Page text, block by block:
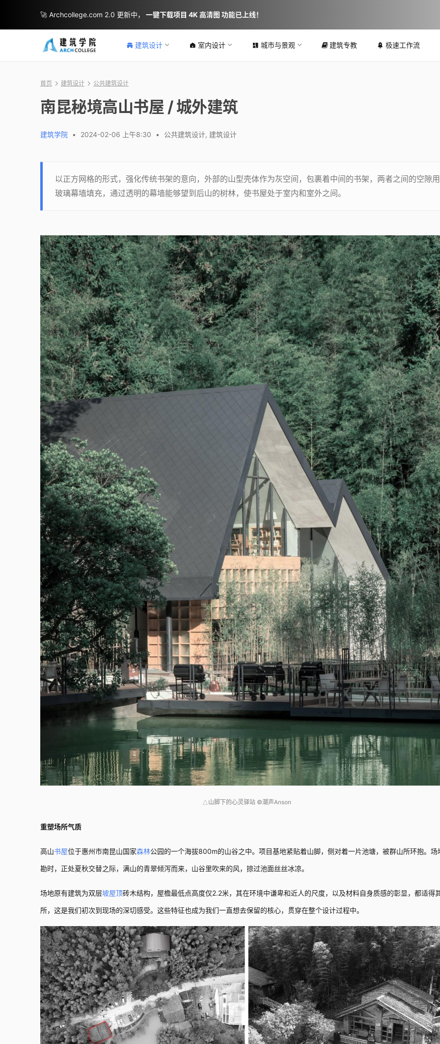
建筑设计 室内设计 城市与景观 建筑专教 极速工作流
首页 建筑设计 公共建筑设计
南昆秘境高山书屋 / 城外建筑
建筑学院 • 2024-02-06 上午8:30 • 公共建筑设计, 建筑设计
以正方网格的形式，强化传统书架的意向，外部的山型壳体作为灰空间，包裹着中间的书架，两者之间的空隙用
玻璃幕墙填充，通过透明的幕墙能够望到后山的树林，使书屋处于室内和室外之间。
△山脚下的心灵驿站 ©潮声Anson
重塑场所气质
高山书屋位于惠州市南昆山国家森林公园的一个海拔800m的山谷之中。项目基地紧贴着山脚，侧对着一片池塘，被群山所环抱。场
勘时，正处夏秋交替之际，满山的青翠倾泻而来，山谷里吹来的风，掠过池面丝丝冰凉。
场地原有建筑为双层坡屋顶砖木结构，屋檐最低点高度仅2.2米，其在环境中谦卑和近人的尺度，以及材料自身质感的彰显，都适得
所，这是我们初次到现场的深切感受。这些特征也成为我们一直想去保留的核心，贯穿在整个设计过程中。
🚀 Archcollege.com 2.0 更新中， 一键下载项目 4K 高清图 功能已上线！